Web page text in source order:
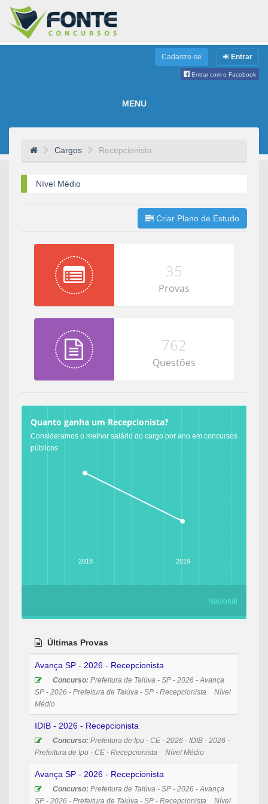
Cadastre-se Entrar
Entrar com o Facebook
MENU
Cargos Recepcionista
Nível Médio
Criar Plano de Estudo
35
Provas
762
Questões
Quanto ganha um Recepcionista?
Consideramos o melhor salário do cargo por ano em concursos
públicos
2018 2019
Nacional
Últimas Provas
Avança SP - 2026 - Recepcionista
Concurso: Prefeitura de Taiúva - SP - 2026 - Avança
SP - 2026 - Prefeitura de Taiúva - SP - Recepcionista
Nível
Médio
IDIB - 2026 - Recepcionista
Concurso: Prefeitura de Ipu - CE - 2026 - IDIB - 2026 -
Prefeitura de Ipu - CE - Recepcionista
Nível Médio
Avança SP - 2026 - Recepcionista
Concurso: Prefeitura de Taiúva - SP - 2026 - Avança
SP - 2026 - Prefeitura de Taiúva - SP - Recepcionista
Nível